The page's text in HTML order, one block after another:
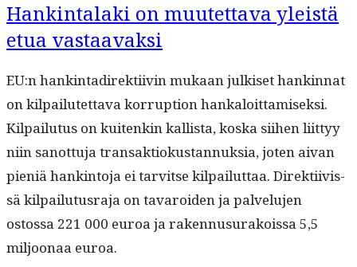
kilpailutuksiin”
pakottaa
Hankintalaki on muutettava yleistä
etua vastaavaksi
EU:n han­k­in­tadi­rek­ti­ivin mukaan julkiset han­k­in­nat
on kil­pailutet­ta­va kor­rup­tion han­kaloit­tamisek­si.
Kil­pailu­tus on kuitenkin kallista, kos­ka siihen liit­tyy
niin san­ot­tu­ja transak­tiokus­tan­nuk­sia, joten aivan
pieniä han­k­in­to­ja ei tarvitse kil­pailut­taa. Direk­ti­ivis­
sä kil­pailu­tus­ra­ja on tavaroiden ja palvelu­jen
ostossa 221 000 euroa ja raken­nusurakois­sa 5,5
miljoon­aa euroa.